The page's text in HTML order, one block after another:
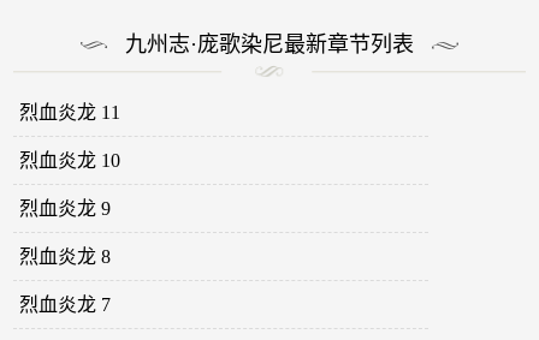
九州志·庞歌染尼最新章节列表
烈血炎龙 11
烈血炎龙 10
烈血炎龙 9
烈血炎龙 8
烈血炎龙 7